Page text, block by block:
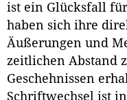
ist ein Glücksfall
haben sich ihre
Äußerungen und
zeitlichen Abstand
Geschehnissen
Schriftwechsel ist